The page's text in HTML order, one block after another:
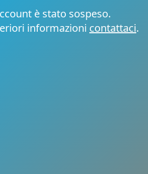
è stato sospeso.
informazioni contattaci.